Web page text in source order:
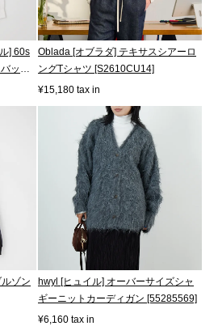
] 60s
ッ
Oblada [オブラダ] テキサスシアーロ
ングTシャツ [S2610CU14]
¥15,180 tax in
ゾン
hwyl [ヒュイル] オーバーサイズシャ
ギーニットカーディガン [55285569]
¥6,160 tax in